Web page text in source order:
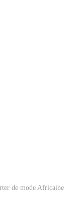
de mode Africaine